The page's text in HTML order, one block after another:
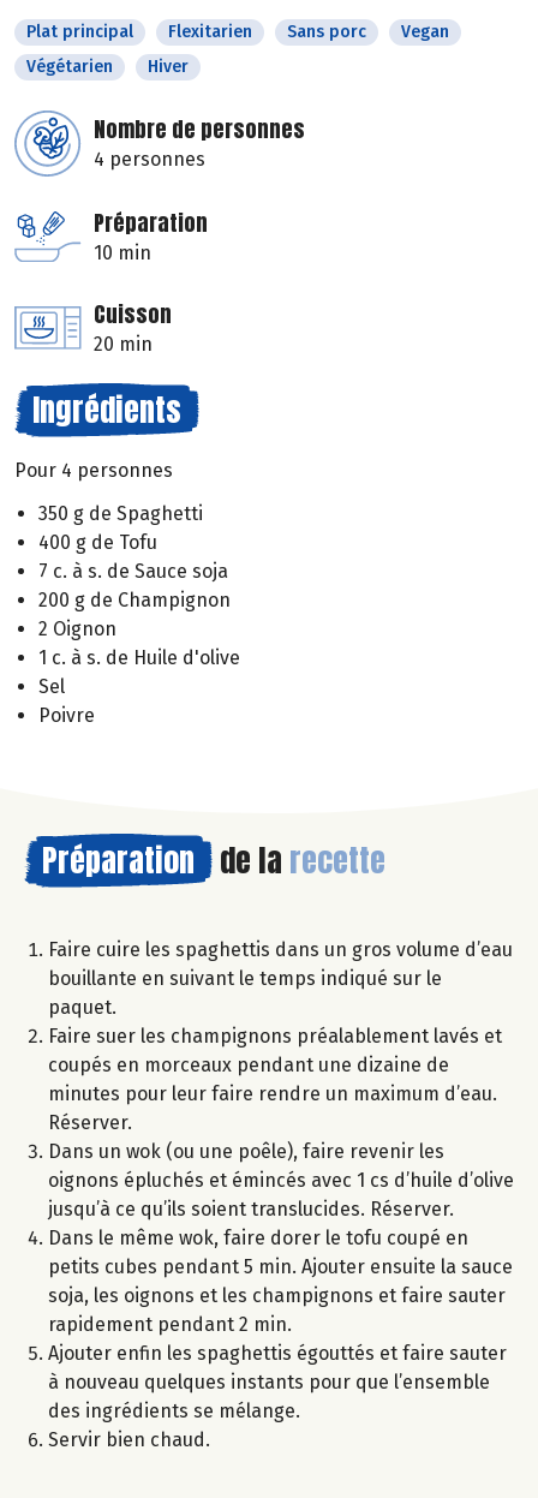
Plat principal Flexitarien Sans porc
Vegan
Végétarien
Hiver
Nombre de personnes
4 personnes
Préparation
10 min
Cuisson
20 min
Ingrédients
Pour 4 personnes
350 g de Spaghetti
400 g de Tofu
7 c. à s. de Sauce soja
200 g de Champignon
2 Oignon
1 c. à s. de Huile d'olive
Sel
Poivre
Préparation de la recette
Faire cuire les spaghettis dans un gros volume d’eau
bouillante en suivant le temps indiqué sur le
paquet.
Faire suer les champignons préalablement lavés et
coupés en morceaux pendant une dizaine de
minutes pour leur faire rendre un maximum d’eau.
Réserver.
Dans un wok (ou une poêle), faire revenir les
oignons épluchés et émincés avec 1 cs d’huile d’olive
jusqu’à ce qu’ils soient translucides. Réserver.
Dans le même wok, faire dorer le tofu coupé en
petits cubes pendant 5 min. Ajouter ensuite la sauce
soja, les oignons et les champignons et faire sauter
rapidement pendant 2 min.
Ajouter enfin les spaghettis égouttés et faire sauter
à nouveau quelques instants pour que l’ensemble
des ingrédients se mélange.
Servir bien chaud.